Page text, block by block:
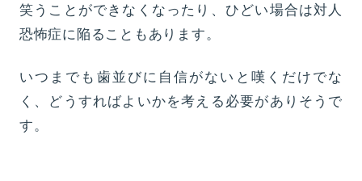
笑うことができなくなったり、ひどい場合は対人
恐怖症に陥ることもあります。
いつまでも歯並びに自信がないと嘆くだけでな
く、どうすればよいかを考える必要がありそうで
す。